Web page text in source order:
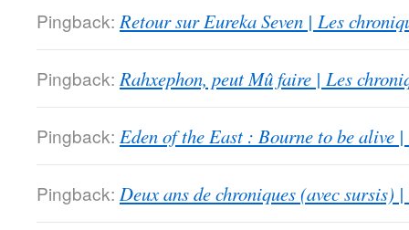
Pingback: Retour sur Eureka Seven | Les
Pingback: Rahxephon, peut Mû faire | Les
Pingback: Eden of the East : Bourne to be alive
Pingback: Deux ans de chroniques (avec sursis)